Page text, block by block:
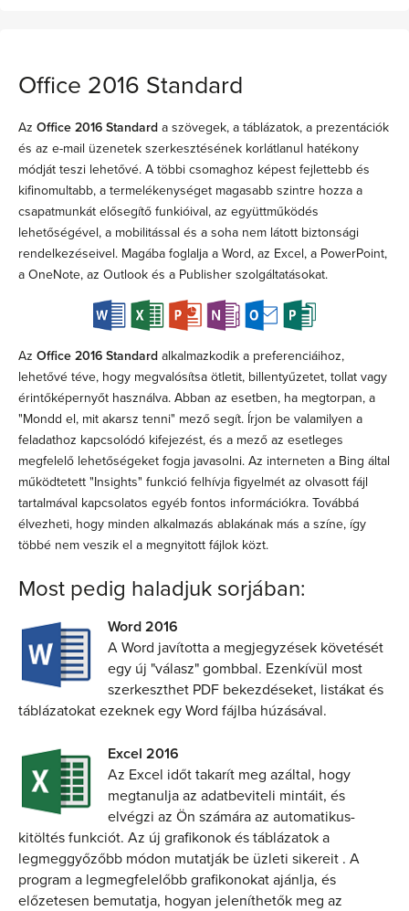
Office 2016 Standard
Az Office 2016 Standard a szövegek, a táblázatok, a prezentációk
és az e-mail üzenetek szerkesztésének korlátlanul hatékony
módját teszi lehetővé. A többi csomaghoz képest fejlettebb és
kifinomultabb, a termelékenységet magasabb szintre hozza a
csapatmunkát elősegítő funkióival, az együttműködés
lehetőségével, a mobilitással és a soha nem látott biztonsági
rendelkezéseivel. Magába foglalja a Word, az Excel, a PowerPoint,
a OneNote, az Outlook és a Publisher szolgáltatásokat.
Az Office 2016 Standard alkalmazkodik a preferenciáihoz,
lehetővé téve, hogy megvalósítsa ötletit, billentyűzetet, tollat vagy
érintőképernyőt használva. Abban az esetben, ha megtorpan, a
"Mondd el, mit akarsz tenni" mező segít. Írjon be valamilyen a
feladathoz kapcsolódó kifejezést, és a mező az esetleges
megfelelő lehetőségeket fogja javasolni. Az interneten a Bing által
működtetett "Insights" funkció felhívja figyelmét az olvasott fájl
tartalmával kapcsolatos egyéb fontos információkra. Továbbá
élvezheti, hogy minden alkalmazás ablakának más a színe, így
többé nem veszik el a megnyitott fájlok közt.
Most pedig haladjuk sorjában:
Word 2016
A Word javította a megjegyzések követését
egy új "válasz" gombbal. Ezenkívül most
szerkeszthet PDF bekezdéseket, listákat és
táblázatokat ezeknek egy Word fájlba húzásával.
Excel 2016
Az Excel időt takarít meg azáltal, hogy
megtanulja az adatbeviteli mintáit, és
elvégzi az Ön számára az automatikus-
kitöltés funkciót. Az új grafikonok és táblázatok a
legmeggyőzőbb módon mutatják be üzleti sikereit . A
program a legmegfelelőbb grafikonokat ajánlja, és
előzetesen bemutatja, hogyan jeleníthetők meg az